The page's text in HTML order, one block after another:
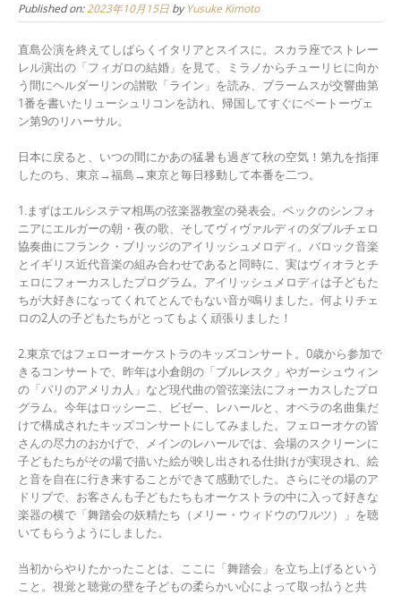
content
Published on:2023年10月15日 byYusuke Kimoto
直島公演を終えてしばらくイタリアとスイスに。スカラ座でストレー
レル演出の「フィガロの結婚」を見て、ミラノからチューリヒに向か
う間にヘルダーリンの讃歌「ライン」を読み、ブラームスが交響曲第
1番を書いたリューシュリコンを訪れ、帰国してすぐにベートーヴェ
ン第9のリハーサル。
日本に戻ると、いつの間にかあの猛暑も過ぎて秋の空気！第九を指揮
したのち、東京→福島→東京と毎日移動して本番を二つ。
1.まずはエルシステマ相馬の弦楽器教室の発表会。ベックのシンフォ
ニアにエルガーの朝・夜の歌、そしてヴィヴァルディのダブルチェロ
協奏曲にフランク・ブリッジのアイリッシュメロディ。バロック音楽
とイギリス近代音楽の組み合わせであると同時に、実はヴィオラとチ
ェロにフォーカスしたプログラム。アイリッシュメロディは子どもた
ちが大好きになってくれてとんでもない音が鳴りました。何よりチェ
ロの2人の子どもたちがとってもよく頑張りました！
2.東京ではフェローオーケストラのキッズコンサート。0歳から参加で
きるコンサートで、昨年は小倉朗の「ブルレスク」やガーシュウィン
の「パリのアメリカ人」など現代曲の管弦楽法にフォーカスしたプロ
グラム。今年はロッシーニ、ビゼー、レハールと、オペラの名曲集だ
けで構成されたキッズコンサートにしてみました。フェローオケの皆
さんの尽力のおかげで、メインのレハールでは、会場のスクリーンに
子どもたちがその場で描いた絵が映し出される仕掛けが実現され、絵
と音を自在に行き来することができて感動でした。さらにその場のア
ドリブで、お客さんも子どもたちもオーケストラの中に入って好きな
楽器の横で「舞踏会の妖精たち（メリー・ウィドウのワルツ）」を聴
いてもらうようにしました。
当初からやりたかったことは、ここに「舞踏会」を立ち上げるという
こと。視覚と聴覚の壁を子どもの柔らかい心によって取っ払うと共